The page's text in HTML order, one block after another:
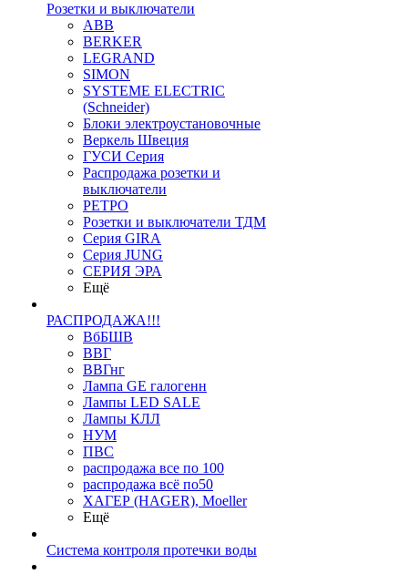
Розетки и выключатели
ABB
BERKER
LEGRAND
SIMON
SYSTEME ELECTRIC
(Schneider)
Блоки электроустановочные
Веркель Швеция
ГУСИ Серия
Распродажа розетки и
выключатели
РЕТРО
Розетки и выключатели ТДМ
Серия GIRA
Серия JUNG
СЕРИЯ ЭРА
Ещё
РАСПРОДАЖА!!!
ВбБШВ
ВВГ
ВВГнг
Лампа GE галогенн
Лампы LED SALE
Лампы КЛЛ
НУМ
ПВС
распродажа все по 100
распродажа всё по50
ХАГЕР (HAGER), Moeller
Ещё
Система контроля протечки воды